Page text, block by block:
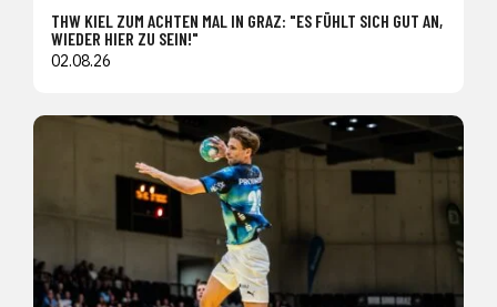
THW KIEL ZUM ACHTEN MAL IN GRAZ: "ES FÜHLT SICH GUT AN,
WIEDER HIER ZU SEIN!"
02.08.26